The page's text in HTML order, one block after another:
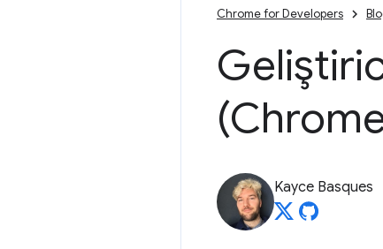
Chrome for Developers
Kayce Basques